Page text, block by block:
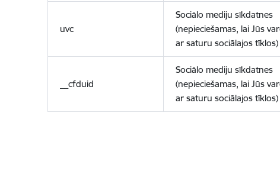
uvc
Sociālo mediju sīkdatnes
(nepieciešamas, lai Jūs
ar saturu sociālajos tīklos)
__cfduid
Sociālo mediju sīkdatnes
(nepieciešamas, lai Jūs
ar saturu sociālajos tīklos)